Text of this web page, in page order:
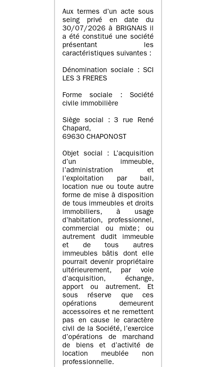
Aux termes d’un acte sous
seing privé en date du
30/07/2026 à BRIGNAIS il
a été constitué une société
présentant les
caractéristiques suivantes :
Dénomination sociale : SCI
LES 3 FRERES
Forme sociale : Société
civile immobilière
Siège social : 3 rue René
Chapard,
69630 CHAPONOST
Objet social : L’acquisition
d’un immeuble,
l’administration et
l’exploitation par bail,
location nue ou toute autre
forme de mise à disposition
de tous immeubles et droits
immobiliers, à usage
d’habitation, professionnel,
commercial ou mixte ; ou
autrement dudit immeuble
et de tous autres
immeubles bâtis dont elle
pourrait devenir propriétaire
ultérieurement, par voie
d’acquisition, échange,
apport ou autrement. Et
sous réserve que ces
opérations demeurent
accessoires et ne remettent
pas en cause le caractère
civil de la Société, l’exercice
d’opérations de marchand
de biens et d’activité de
location meublée non
professionnelle.